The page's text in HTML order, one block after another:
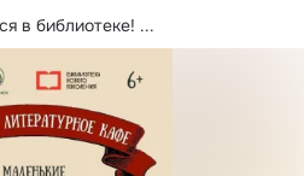
в библиотеке! ...